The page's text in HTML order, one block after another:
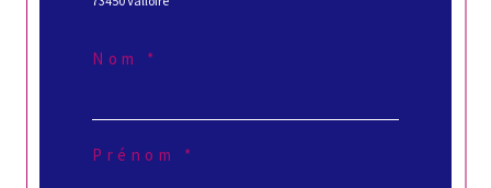
Nom *
Prénom *